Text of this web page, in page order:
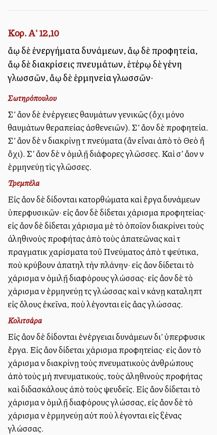
Κορ. Α' 12,10
ἄλλῳ δὲ ἐνεργήματα δυνάμεων, ἄλλῳ δὲ προφητεία,
ἄλλῳ δὲ διακρίσεις πνευμάτων, ἑτέρῳ δὲ γένη
γλωσσῶν, ἄλλῳ δὲ ἑρμηνεία γλωσσῶν·
Σωτηρόπουλου
Σ’ ἄλλον δὲ ἐνέργειες θαυμάτων γενικῶς (ὄχι μόνο
θαυμάτων θεραπείας ἀσθενειῶν). Σ’ ἄλλον δὲ προφητεία.
Σ’ ἄλλον δὲ νὰ διακρίνῃ τὰ πνεύματα (ἂν εἶναι ἀπὸ τὸ Θεὸ ἢ
ὄχι). Σ’ ἄλλον δὲ νὰ ὁμιλῇ διάφορες γλῶσσες. Καὶ σ’ ἄλλον νὰ
ἑρμηνεύῃ τὶς γλῶσσες.
Τρεμπέλα
Εἰς ἄλλον δὲ δίδονται κατορθώματα καὶ ἔργα δυνάμεων
ὑπερφυσικῶν· εἰς ἄλλον δὲ δίδεται χάρισμα προφητείας·
εἰς ἄλλον δὲ δίδεται χάρισμα μὲ τὸ ὁποῖον διακρίνει τοὺς
ἀληθινοὺς προφήτας ἀπὸ τοὺς ἀπατεῶνας καὶ τὰ
πραγματικὰ χαρίσματα τοῦ Πνεύματος ἀπὸ τὰ ψεύτικα,
ποὺ κρύβουν ἀπατηλὰ τὴν πλάνην· εἰς ἄλλον δίδεται τὸ
χάρισμα νὰ ὁμιλῇ διαφόρους γλώσσας· εἰς ἄλλον δὲ τὸ
χάρισμα νὰ ἑρμηνεύῃ τὰς γλώσσας καὶ νὰ κάνῃ καταληπτὰ
εἰς ὅλους ἐκεῖνα, ποὺ λέγονται εἰς ἄλλας γλώσσας.
Κολιτσάρα
Εἰς ἄλλον δὲ δίδονται ἐνέργειαι δυνάμεων δι’ ὑπερφυσικὰ
ἔργα. Εἰς ἄλλον δίδεται χάρισμα προφητείας· εἰς ἄλλον τὸ
χάρισμα νὰ διακρίνῃ τοὺς πνευματικοὺς ἀνθρώπους
ἀπὸ τοὺς μὴ πνευματικούς, τοὺς ἀληθινοὺς προφήτας
καὶ διδασκάλους ἀπὸ τοὺς ψευδεῖς. Εἰς ἄλλον δίδεται τὸ
χάρισμα νὰ ὁμιλῇ διαφόρους γλώσσας, εἰς ἄλλον δὲ τὸ
χάρισμα νὰ ἑρμηνεύῃ αὐτὰ ποὺ λέγονται εἰς ξένας
γλώσσας.